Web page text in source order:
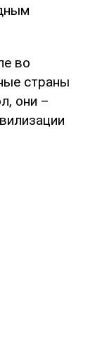
во
страны
они –